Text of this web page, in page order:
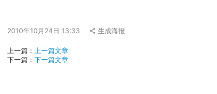
2010年10月24日 13:33 生成海报
上一篇：
上一篇文章
下一篇： 下一篇文章